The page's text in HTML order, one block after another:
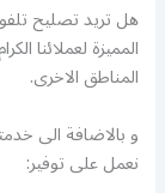
هل تريد تصليح
المميزة لعملائنا
المناطق الاخرى.
و بالاضافة الى
نعمل على توفير: